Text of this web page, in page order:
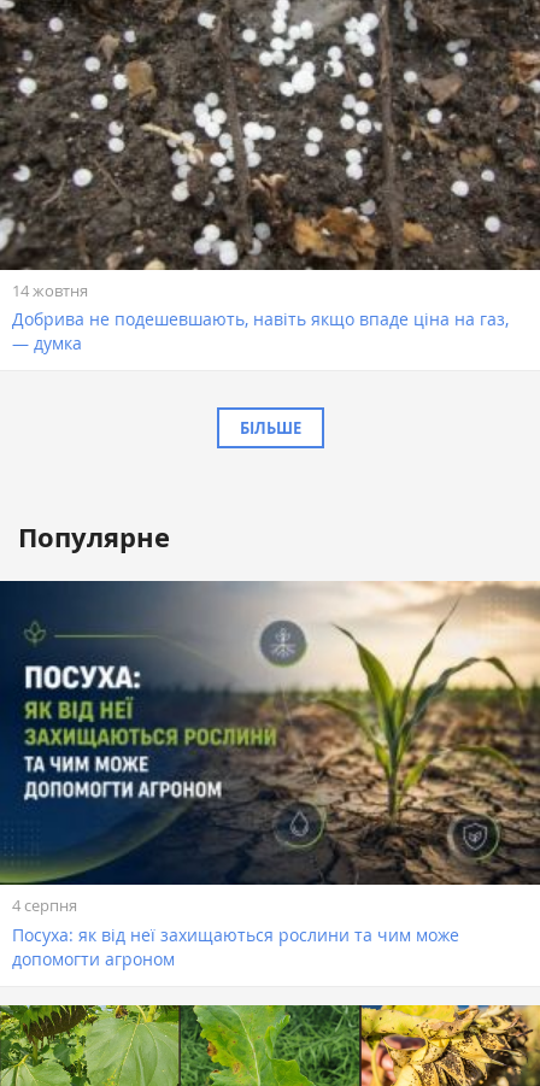
14 жовтня
Добрива не подешевшають, навіть якщо впаде ціна на газ,
— думка
БІЛЬШЕ
Популярне
4 серпня
Посуха: як від неї захищаються рослини та чим може
допомогти агроном